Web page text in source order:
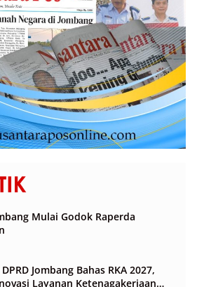
Mulai Godok Raperda
Jombang Bahas RKA 2027,
Layanan Ketenagakerjaan